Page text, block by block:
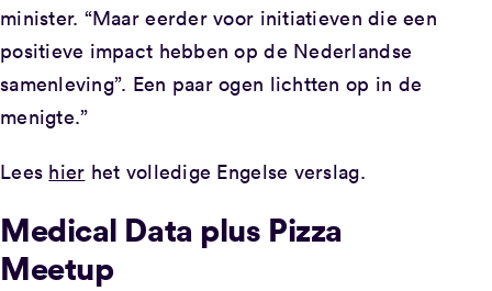
minister. “Maar eerder voor initiatieven die een
positieve impact hebben op de Nederlandse
samenleving”. Een paar ogen lichtten op in de
menigte.”
Lees hier het volledige Engelse verslag.
Medical Data plus Pizza
Meetup